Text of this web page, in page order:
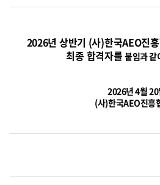
2026년 상반기 (사)한국AEO진
최종 합격자를붙임과 같
2026년 4월 20
(사)한국AEO진흥